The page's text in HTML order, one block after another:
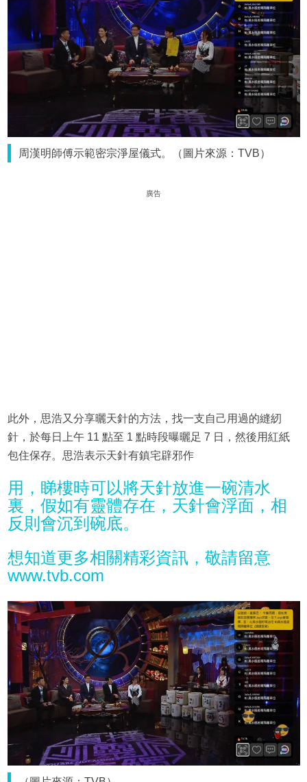
周漢明師傅示範密宗淨屋儀式。（圖片來源：TVB）
廣告
此外，思浩又分享曬天針的方法，找一支自己用過的縫紉
針，於每日上午 11 點至 1 點時段曝曬足 7 日，然後用紅紙
包住保存。思浩表示天針有鎮宅辟邪作
用，睇樓時可以將天針放進一碗清水
裏，假如有靈體存在，天針會浮面，相
反則會沉到碗底。
想知道更多相關精彩資訊，敬請留意
www.tvb.com